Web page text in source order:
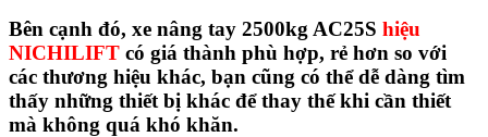
Bên cạnh đó, xe nâng tay 2500kg AC25S hiệu
NICHILIFT có giá thành phù hợp, rẻ hơn so với
các thương hiệu khác, bạn cũng có thể dễ dàng tìm
thấy những thiết bị khác để thay thế khi cần thiết
mà không quá khó khăn.